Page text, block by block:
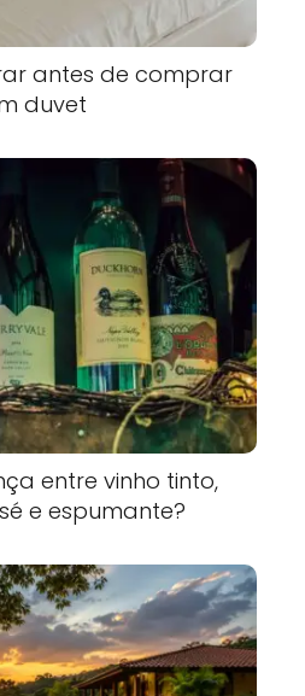
antes de comprar
duvet
entre vinho tinto,
e espumante?